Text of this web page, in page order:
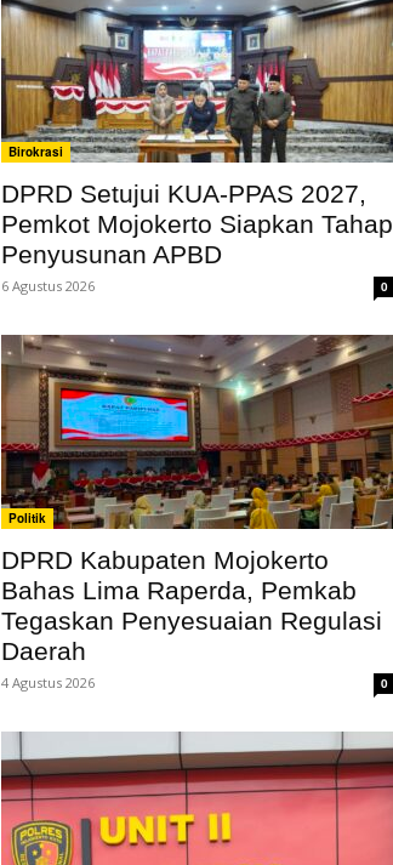
Birokrasi
DPRD Setujui KUA-PPAS 2027,
Pemkot Mojokerto Siapkan Tahap
Penyusunan APBD
6 Agustus 2026 0
Politik
DPRD Kabupaten Mojokerto
Bahas Lima Raperda, Pemkab
Tegaskan Penyesuaian Regulasi
Daerah
4 Agustus 2026 0